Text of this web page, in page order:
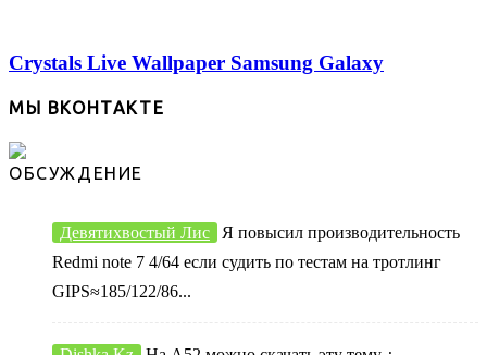
Crystals Live Wallpaper Samsung Galaxy
МЫ ВКОНТАКТЕ
ОБСУЖДЕНИЕ
Девятихвостый Лис
Я повысил производительность
Redmi note 7 4/64 если судить по тестам на тротлинг
GIPS≈185/122/86...